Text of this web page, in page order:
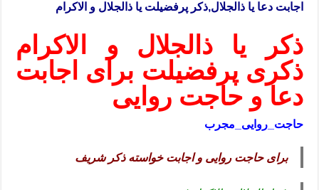
اجابت دعا یا ذالجلال,ذکر پرفضیلت یا ذالجلال و الاکرام
ذکر یا ذالجلال و الاکرام
ذکری پرفضیلت برای اجابت
دعا و حاجت روایی
حاجت_روایی_مجرب
برای حاجت روایی و اجابت خواسته ذکر شریف